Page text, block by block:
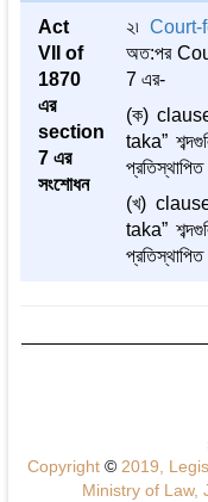
Act
VII of
1870
এর
section
7 এর
সংশোধন
২৷
অত:পর
7 এর-
(ক)
taka”
(খ)
taka”
প্রতিস্থাপিত
Copyright ©2019,
Ministry of Law,